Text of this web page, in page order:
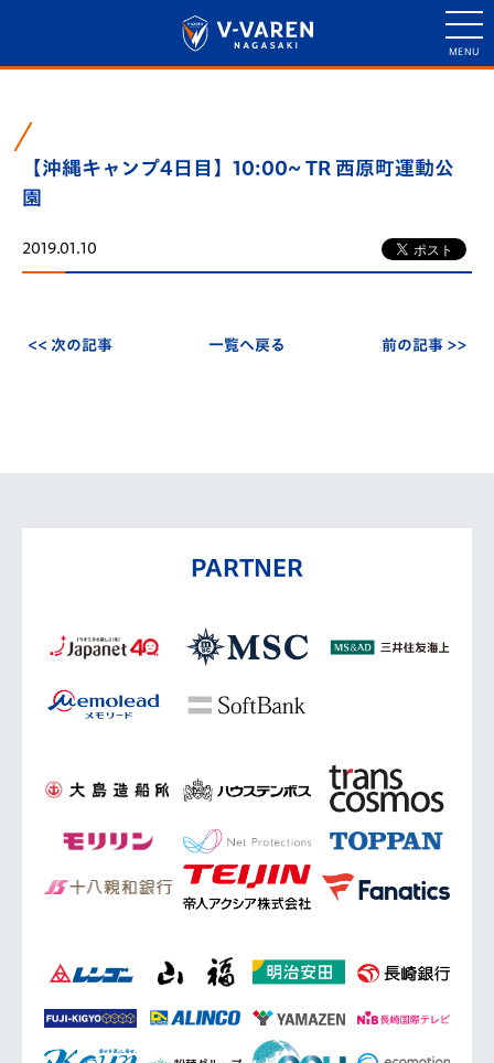
【沖縄キャンプ4日目】10:00~ TR 西原町運動公
園
2019.01.10
<< 次の記事 一覧へ戻る 前の記事 >>
PARTNER